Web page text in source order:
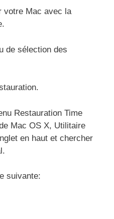
votre Mac avec la
de sélection des
Restauration Time
Mac OS X, Utilitaire
en haut et chercher
suivante: